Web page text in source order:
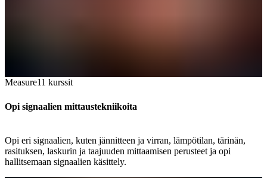
Measure11 kurssit
Opi signaalien mittaustekniikoita
Opi eri signaalien, kuten jännitteen ja virran, lämpötilan, tärinän,
rasituksen, laskurin ja taajuuden mittaamisen perusteet ja opi
hallitsemaan signaalien käsittely.